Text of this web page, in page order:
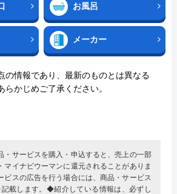
お風呂
メーカー
の情報であり、最新のものとは異なる
らかじめご了承ください。
サービスを購入・申込すると、売上の一部
マイナビウーマンに還元されることがありま
スの広告を行う場合には、商品・サービス
載します。◆紹介している情報は、必ずし